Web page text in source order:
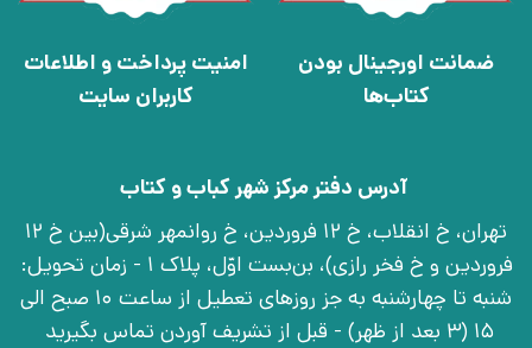
ضمانت اورجینال بودن
کتاب‌ها
امنیت پرداخت و اطلاعات
کاربران سایت
آدرس دفتر مرکز شهر کباب و کتاب
تهران، خ انقلاب، خ 12 فروردین، خ روانمهر شرقی(بین خ 12
فروردین و خ فخر رازی)، بن‌بست اوّل، پلاک 1 - زمان تحویل:
شنبه تا چهارشنبه به جز روزهای تعطیل از ساعت 10 صبح الی
15 (3 بعد از ظهر) - قبل از تشریف آوردن تماس بگیرید